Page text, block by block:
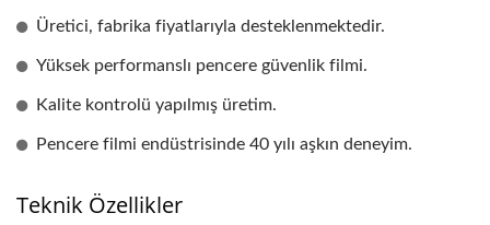
Üretici, fabrika fiyatlarıyla desteklenmektedir.
Yüksek performanslı pencere güvenlik filmi.
Kalite kontrolü yapılmış üretim.
Pencere filmi endüstrisinde 40 yılı aşkın deneyim.
Teknik Özellikler